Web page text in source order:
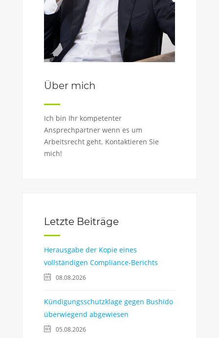
Über mich
Ich bin Ihr kompetenter
Ansprechpartner wenn es um
Arbeitsrecht geht. Kontaktieren Sie
mich!
Letzte Beiträge
Herausgabe der Kopie eines
vollständigen Compliance-Berichts
08.08.2026
Kündigungsschutzklage gegen Bushido
überwiegend abgewiesen
05.08.2026